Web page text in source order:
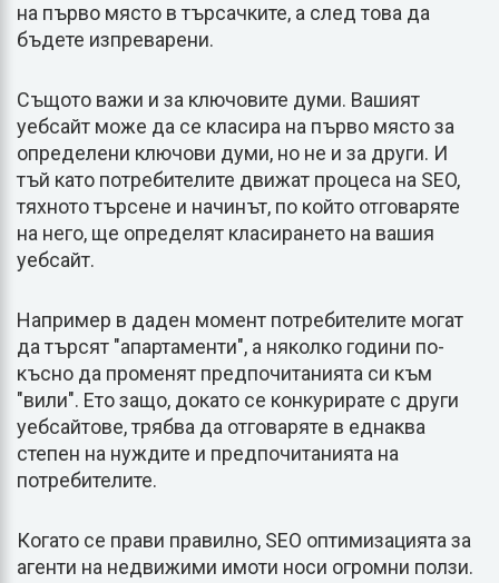
на първо място в търсачките, а след това да
бъдете изпреварени.
Същото важи и за ключовите думи. Вашият
уебсайт може да се класира на първо място за
определени ключови думи, но не и за други. И
тъй като потребителите движат процеса на SEO,
тяхното търсене и начинът, по който отговаряте
на него, ще определят класирането на вашия
уебсайт.
Например в даден момент потребителите могат
да търсят "апартаменти", а няколко години по-
късно да променят предпочитанията си към
"вили". Ето защо, докато се конкурирате с други
уебсайтове, трябва да отговаряте в еднаква
степен на нуждите и предпочитанията на
потребителите.
Когато се прави правилно, SEO оптимизацията за
агенти на недвижими имоти носи огромни ползи.